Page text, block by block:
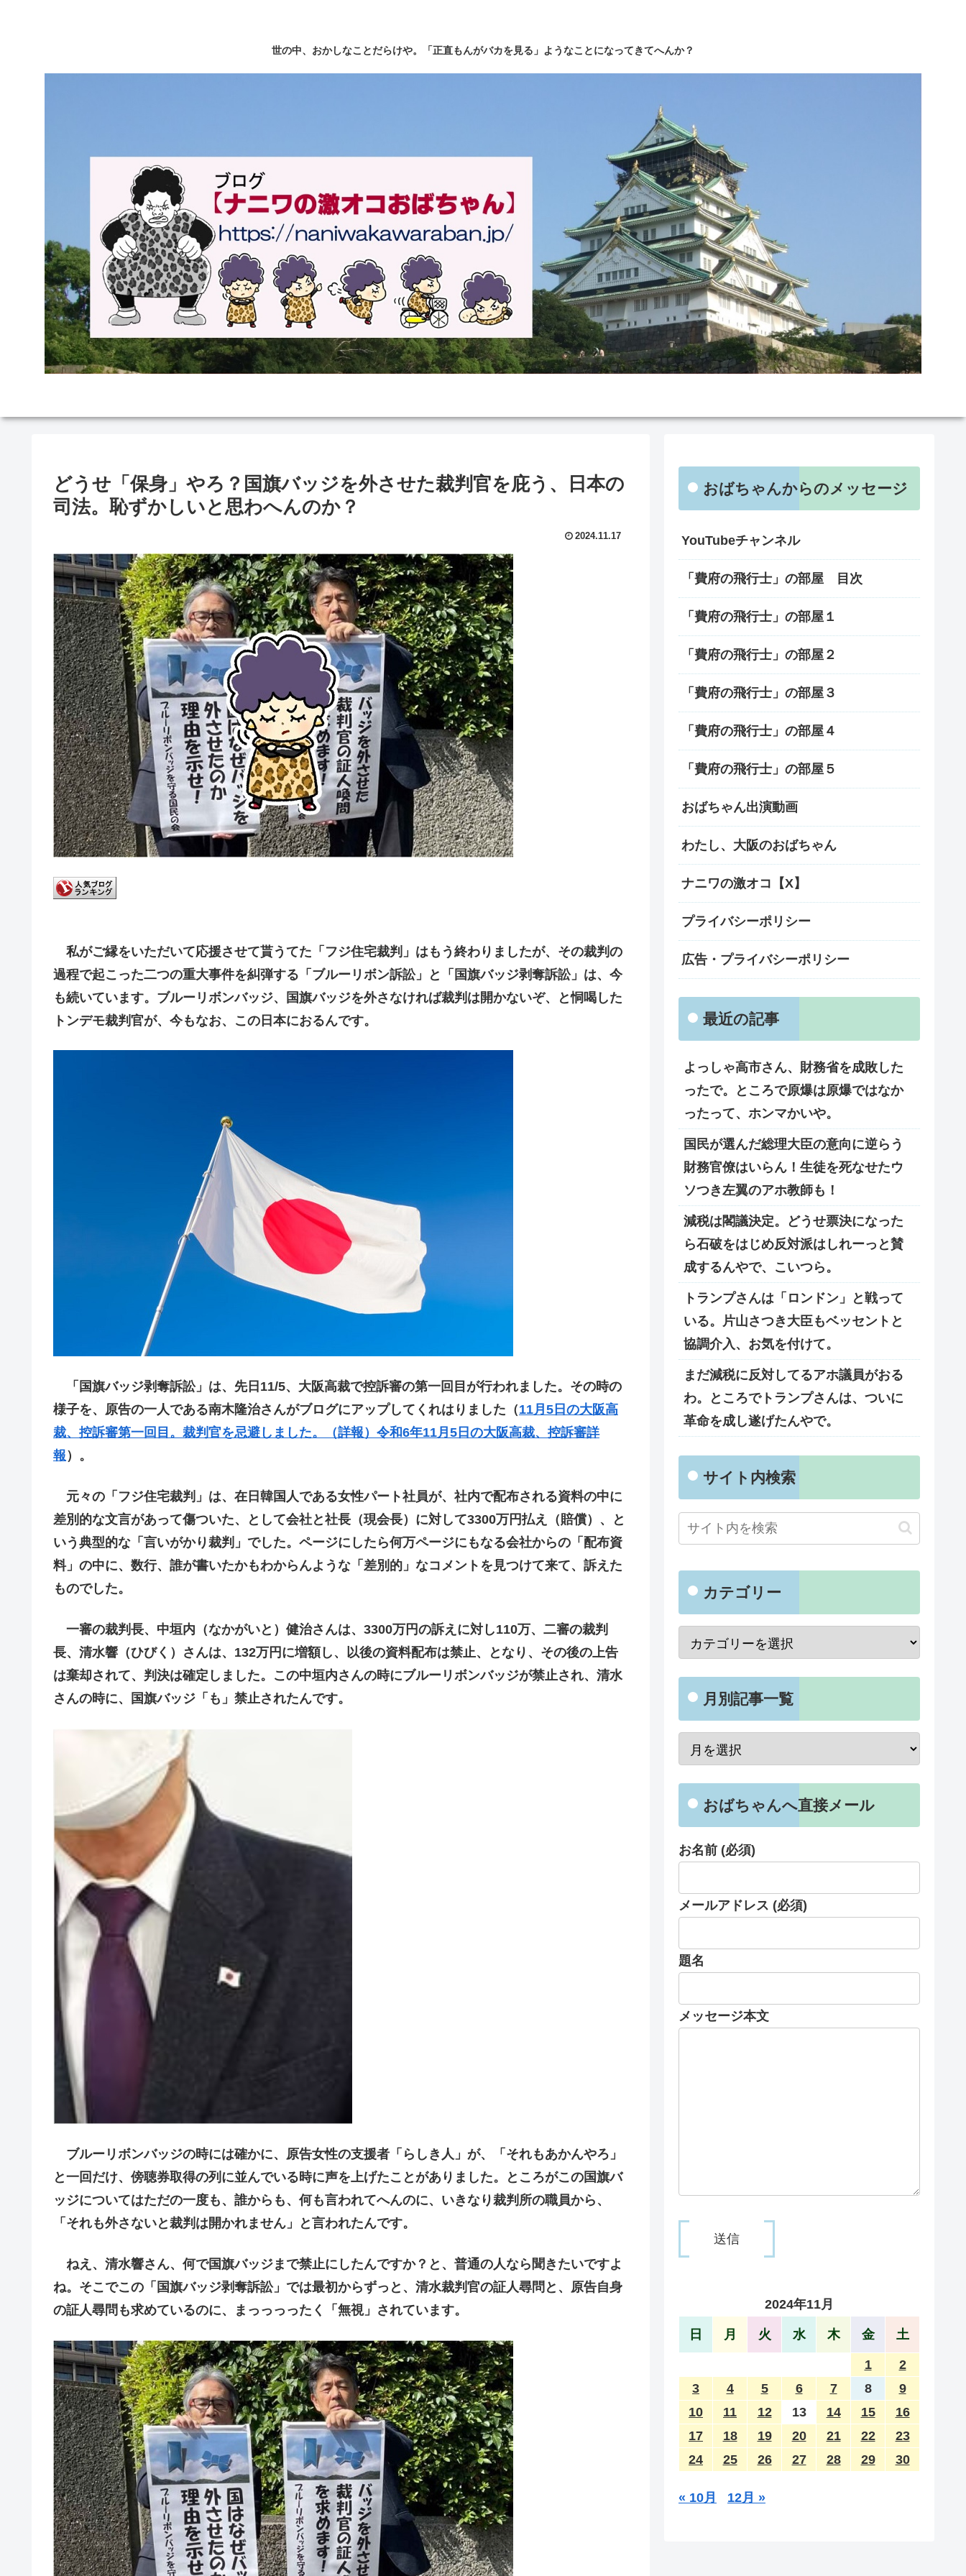
世の中、おかしなことだらけや。「正直もんがバカを見る」ようなことになってきてへんか？
どうせ「保身」やろ？国旗バッジを外させた裁判官を庇う、日本の
司法。恥ずかしいと思わへんのか？
2024.11.17
私がご縁をいただいて応援させて貰うてた「フジ住宅裁判」はもう終わりましたが、その裁判の
過程で起こった二つの重大事件を糾弾する「ブルーリボン訴訟」と「国旗バッジ剥奪訴訟」は、今
も続いています。ブルーリボンバッジ、国旗バッジを外さなければ裁判は開かないぞ、と恫喝した
トンデモ裁判官が、今もなお、この日本におるんです。
「国旗バッジ剥奪訴訟」は、先日11/5、大阪高裁で控訴審の第一回目が行われました。その時の
様子を、原告の一人である南木隆治さんがブログにアップしてくれはりました（11月5日の大阪高
裁、控訴審第一回目。裁判官を忌避しました。（詳報）令和6年11月5日の大阪高裁、控訴審詳
報）。
元々の「フジ住宅裁判」は、在日韓国人である女性パート社員が、社内で配布される資料の中に
差別的な文言があって傷ついた、として会社と社長（現会長）に対して3300万円払え（賠償）、と
いう典型的な「言いがかり裁判」でした。ページにしたら何万ページにもなる会社からの「配布資
料」の中に、数行、誰が書いたかもわからんような「差別的」なコメントを見つけて来て、訴えた
ものでした。
一審の裁判長、中垣内（なかがいと）健治さんは、3300万円の訴えに対し110万、二審の裁判
長、清水響（ひびく）さんは、132万円に増額し、以後の資料配布は禁止、となり、その後の上告
は棄却されて、判決は確定しました。この中垣内さんの時にブルーリボンバッジが禁止され、清水
さんの時に、国旗バッジ「も」禁止されたんです。
ブルーリボンバッジの時には確かに、原告女性の支援者「らしき人」が、「それもあかんやろ」
と一回だけ、傍聴券取得の列に並んでいる時に声を上げたことがありました。ところがこの国旗バ
ッジについてはただの一度も、誰からも、何も言われてへんのに、いきなり裁判所の職員から、
「それも外さないと裁判は開かれません」と言われたんです。
ねえ、清水響さん、何で国旗バッジまで禁止にしたんですか？と、普通の人なら聞きたいですよ
ね。そこでこの「国旗バッジ剥奪訴訟」では最初からずっと、清水裁判官の証人尋問と、原告自身
の証人尋問も求めているのに、まっっっったく「無視」されています。
おばちゃんからのメッセージ
YouTubeチャンネル
「費府の飛行士」の部屋 目次
「費府の飛行士」の部屋１
「費府の飛行士」の部屋２
「費府の飛行士」の部屋３
「費府の飛行士」の部屋４
「費府の飛行士」の部屋５
おばちゃん出演動画
わたし、大阪のおばちゃん
ナニワの激オコ【X】
プライバシーポリシー
広告・プライバシーポリシー
最近の記事
よっしゃ高市さん、財務省を成敗した
ったで。ところで原爆は原爆ではなか
ったって、ホンマかいや。
国民が選んだ総理大臣の意向に逆らう
財務官僚はいらん！生徒を死なせたウ
ソつき左翼のアホ教師も！
減税は閣議決定。どうせ票決になった
ら石破をはじめ反対派はしれーっと賛
成するんやで、こいつら。
トランプさんは「ロンドン」と戦って
いる。片山さつき大臣もベッセントと
協調介入、お気を付けて。
まだ減税に反対してるアホ議員がおる
わ。ところでトランプさんは、ついに
革命を成し遂げたんやで。
サイト内検索
カテゴリー
月別記事一覧
おばちゃんへ直接メール
お名前 (必須)
メールアドレス (必須)
題名
メッセージ本文
2024年11月
日 月 火 水 木 金 土
1
2
3
4 5 6 7 8
9
10
11 12 13 14 15
16
17
18 19 20 21 22
23
24
25 26 27 28 29 30
« 10月 12月 »